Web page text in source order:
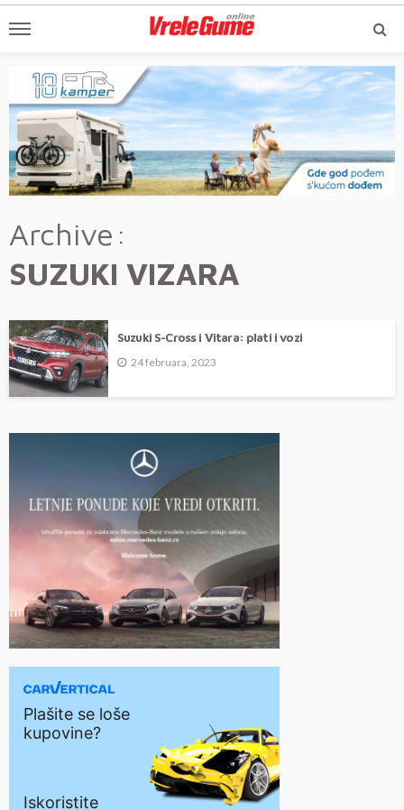
Archive
SUZUKI VIZARA
Suzuki S-Cross i Vitara: plati i vozi
24 februara, 2023